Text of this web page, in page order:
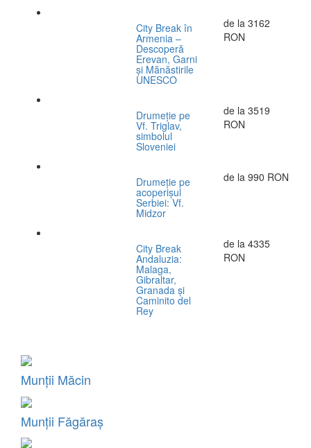
City Break în
Armenia –
Descoperă
Erevan, Garni
și Mănăstirile
UNESCO
de la 3162
RON
Drumeție pe
Vf. Triglav,
simbolul
Sloveniei
de la 3519
RON
Drumeție pe
acoperișul
Serbiei: Vf.
Midzor
de la 990 RON
City Break
Andaluzia:
Malaga,
Gibraltar,
Granada și
Caminito del
Rey
de la 4335
RON
Munții Măcin
Munții Făgăraș